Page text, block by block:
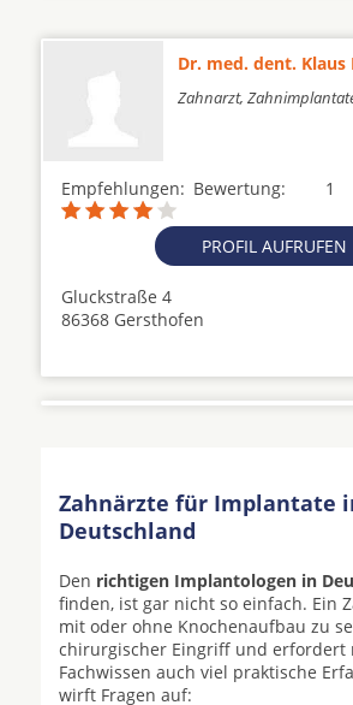
Dr. med. dent.
Zahnarzt,
Empfehlungen: 1
Bewertung:
PROFIL AUFRUFEN
Gluckstraße 4
86368 Gersthofen
Zahnärzte für Implantate
Deutschland
Den richtigen Implantologen in
finden, ist gar nicht so einfach. Ein
mit oder ohne Knochenaufbau zu
chirurgischer Eingriff und erfordert
Fachwissen auch viel praktische
wirft Fragen auf: